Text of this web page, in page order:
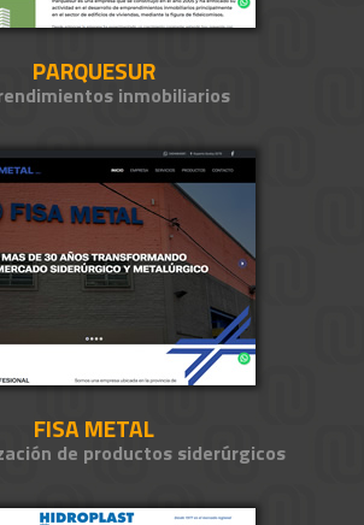
PARQUESUR
inmobiliarios
FISA METAL
de productos siderúrgicos